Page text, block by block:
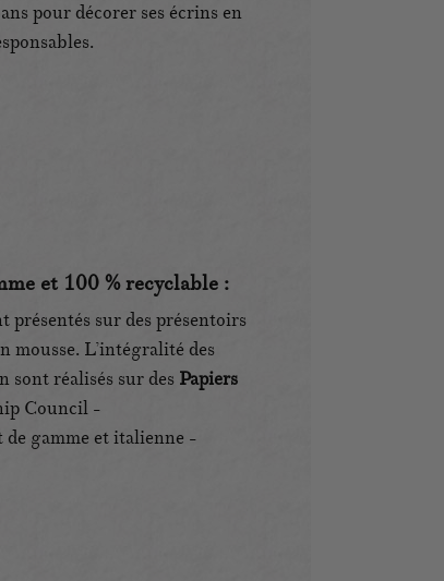
pour décorer ses écrins en
et 100 % recyclable :
présentés sur des présentoirs
mousse. L’intégralité des
sont réalisés sur des Papiers
Council -
de gamme et italienne -